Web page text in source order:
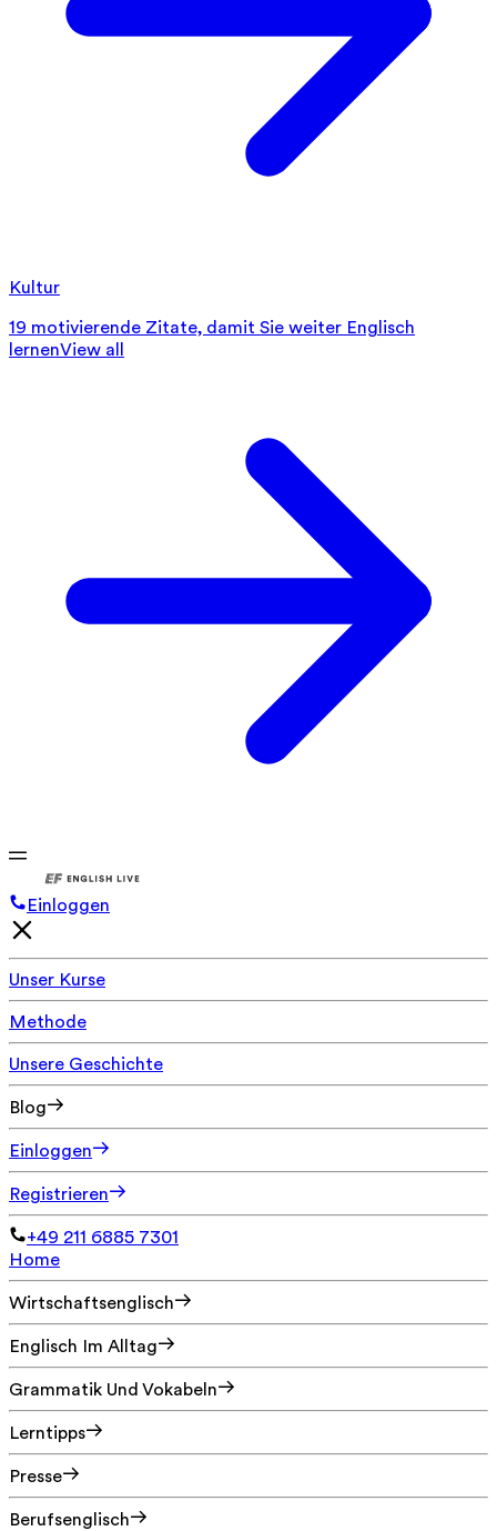
Kultur
19 motivierende Zitate, damit Sie weiter Englisch
lernenView all
Einloggen
Unser Kurse
Methode
Unsere Geschichte
Blog
Einloggen
Registrieren
+49 211 6885 7301
Home
Wirtschaftsenglisch
Englisch Im Alltag
Grammatik Und Vokabeln
Lerntipps
Presse
Berufsenglisch